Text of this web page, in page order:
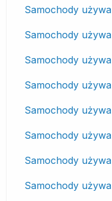
Samochody
Samochody
Samochody
Samochody
Samochody
Samochody
Samochody
Samochody